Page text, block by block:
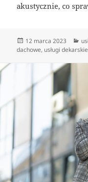
akustycznie, co
Data
publikacji
12 marca 2023
dachowe, usługi dekarskie